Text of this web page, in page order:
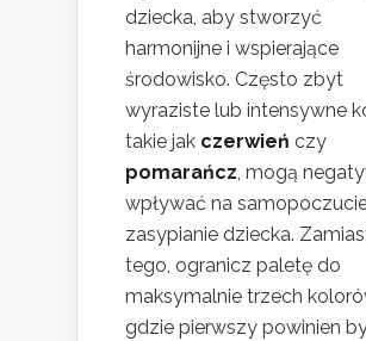
dziecka, aby stworzyć
harmonijne i wspierające
środowisko. Często zbyt
wyraziste lub intensywne
takie jak czerwień czy
pomarańcz, mogą
wpływać na
zasypianie dziecka.
tego, ogranicz paletę do
maksymalnie trzech
gdzie pierwszy powinien